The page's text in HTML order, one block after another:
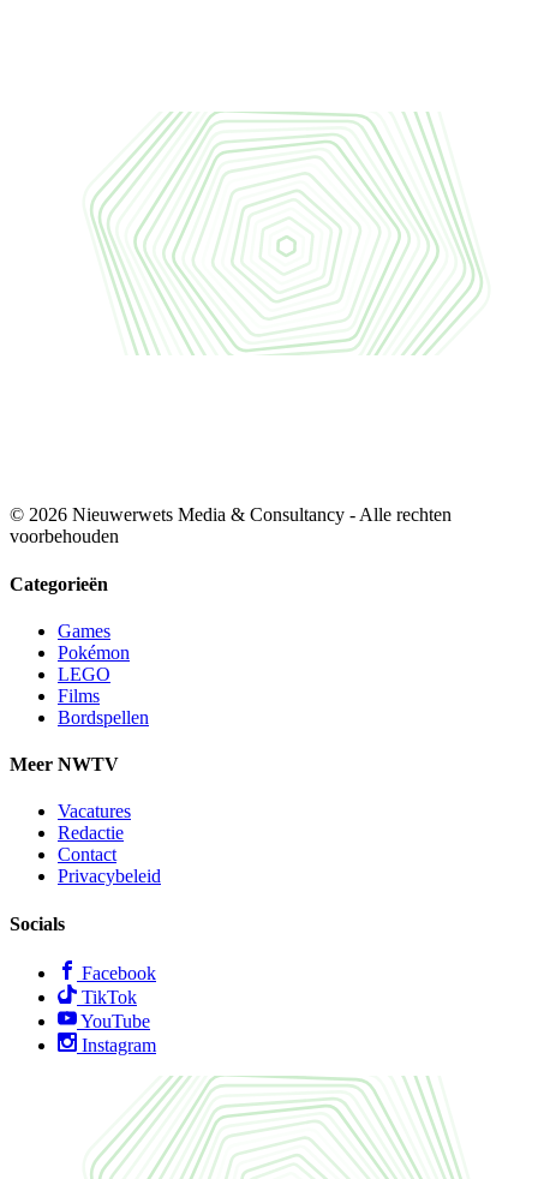
© 2026 Nieuwerwets Media & Consultancy - Alle rechten
voorbehouden
Categorieën
Games
Pokémon
LEGO
Films
Bordspellen
Meer NWTV
Vacatures
Redactie
Contact
Privacybeleid
Socials
Facebook
TikTok
YouTube
Instagram